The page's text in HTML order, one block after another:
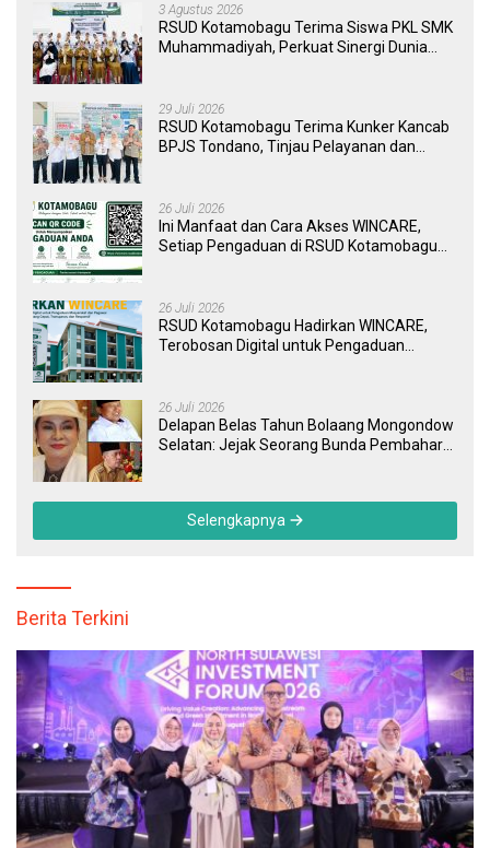
3 Agustus 2026
RSUD Kotamobagu Terima Siswa PKL SMK
Muhammadiyah, Perkuat Sinergi Dunia
29 Juli 2026
RSUD Kotamobagu Terima Kunker Kancab
BPJS Tondano, Tinjau Pelayanan dan
26 Juli 2026
Ini Manfaat dan Cara Akses WINCARE,
Setiap Pengaduan di RSUD Kotamobagu
26 Juli 2026
RSUD Kotamobagu Hadirkan WINCARE,
Terobosan Digital untuk Pengaduan
26 Juli 2026
Delapan Belas Tahun Bolaang Mongondow
Selatan: Jejak Seorang Bunda Pembaharu
Selengkapnya
Berita Terkini